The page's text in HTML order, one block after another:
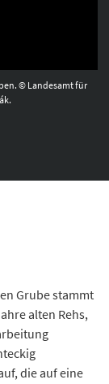
© Landesamt für
Grube stammt
alten Rehs,
die auf eine